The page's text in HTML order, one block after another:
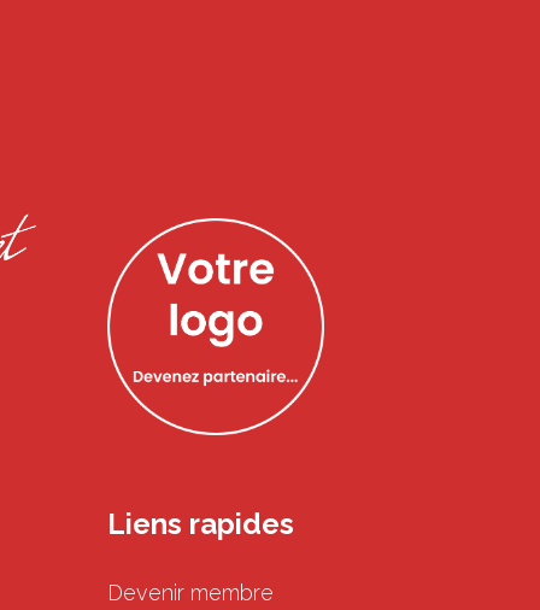
Liens rapides
Devenir membre